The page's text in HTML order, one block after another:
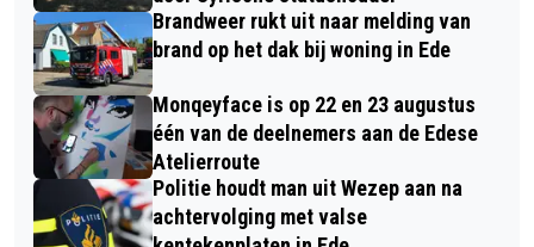
ZONDAG 12 JULI 2026
Brandweer rukt uit naar melding van
brand op het dak bij woning in Ede
Monqeyface is op 22 en 23 augustus
één van de deelnemers aan de Edese
Atelierroute
Politie houdt man uit Wezep aan na
achtervolging met valse